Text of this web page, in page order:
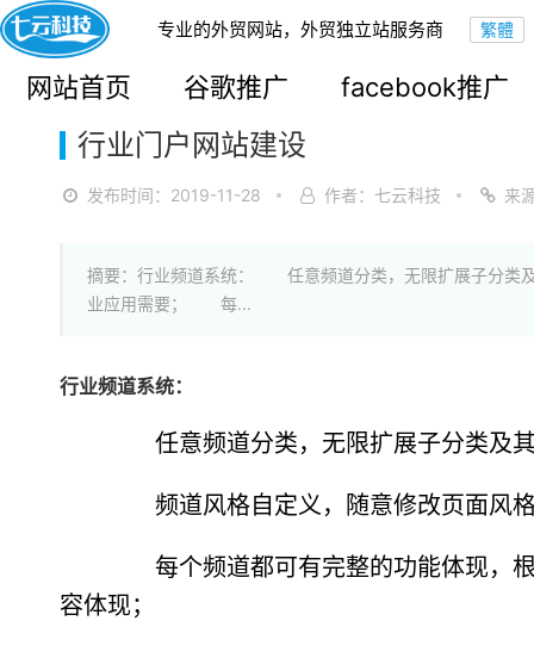
专业的外贸网站，外贸独立站服务商
网站首页 谷歌推广 facebook推广
您的当前位置： 网站首页>解决方案
行业门户网站建设
发布时间：2019-11-28 作者：七云科技 来
摘要：行业频道系统： 任意频道分类，无限扩展子分类
业应用需要； 每...
行业频道系统：
任意频道分类，无限扩展子分类及其
频道风格自定义，随意修改页面风
每个频道都可有完整的功能体现，根
容体现；